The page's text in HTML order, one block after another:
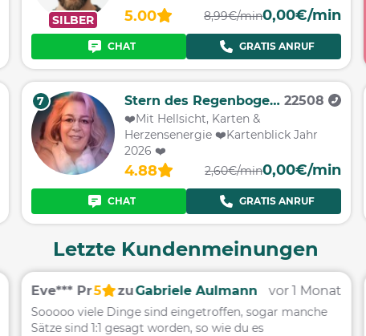
Letzte Kundenmeinungen
Eve*** Pr5 zuGabriele Aulmann vor 1 Monat
Sooooo viele Dinge sind eingetroffen, sogar manche
Sätze sind 1:1 gesagt worden, so wie du es
SILBER 5.00 8,99€/min0,00€/min
CHAT GRATIS ANRUF
7 Stern des Regenbogens 22508
❤️Mit Hellsicht, Karten &
Herzensenergie ❤️Kartenblick Jahr
2026 ❤️
4.88 2,60€/min0,00€/min
CHAT GRATIS ANRUF